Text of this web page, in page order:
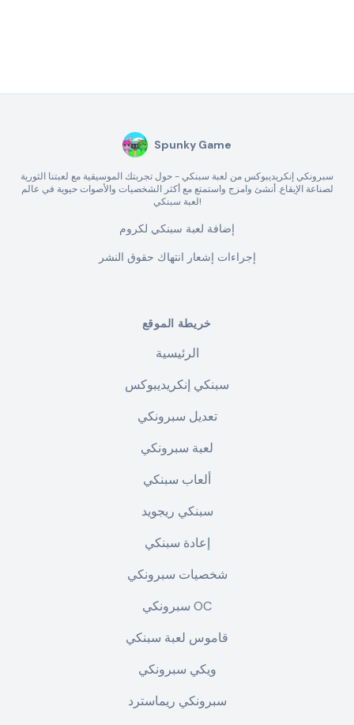
Spunky Game
سبرونكي إنكريديبوكس من لعبة سبنكي - حول تجربتك الموسيقية مع لعبتنا الثورية
لصناعة الإيقاع. أنشئ وامزج واستمتع مع أكثر الشخصيات والأصوات حيوية في عالم
لعبة سبنكي!
إضافة لعبة سبنكي لكروم
إجراءات إشعار انتهاك حقوق النشر
خريطة الموقع
الرئيسية
سبنكي إنكريديبوكس
تعديل سبرونكي
لعبة سبرونكي
ألعاب سبنكي
سبنكي ريجويد
إعادة سبنكي
شخصيات سبرونكي
سبرونكي OC
قاموس لعبة سبنكي
ويكي سبرونكي
سبرونكي ريماسترد